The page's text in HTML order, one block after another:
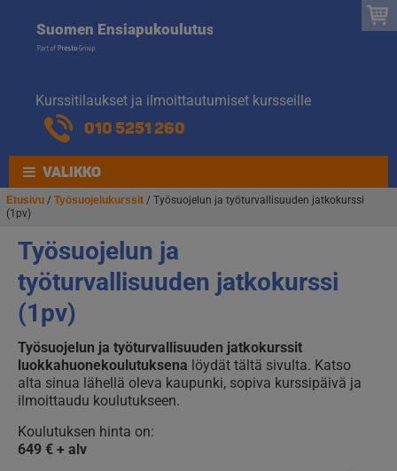
navigointiin
sisältöön
Suomen EnsiapukoulutusSuomen
Kurssitilaukset ja ilmoittautumiset kursseille
010 5251 260
VALIKKO
Etusivu / Työsuojelukurssit / Työsuojelun ja työturvallisuuden jatkokurssi
(1pv)
Työsuojelun ja
työturvallisuuden jatkokurssi
(1pv)
Työsuojelun ja työturvallisuuden jatkokurssit
luokkahuonekoulutuksena löydät tältä sivulta. Katso
alta sinua lähellä oleva kaupunki, sopiva kurssipäivä ja
ilmoittaudu koulutukseen.
Koulutuksen hinta on:
649 € + alv